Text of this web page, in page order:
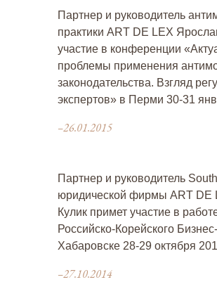
Партнер и руководитель
практики ART DE LEX
участие в конференции
проблемы применения
законодательства. Взгляд
экспертов» в Перми 30-31
–26.01.2015
Партнер и руководитель
юридической фирмы ART DE
Кулик примет участие в
Российско-Корейского
Хабаровске 28-29 октября
–27.10.2014